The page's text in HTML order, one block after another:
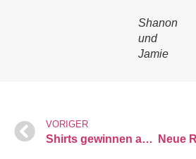
Shanon
und
Jamie
VORIGER
Shirts gewinnen anyone? 🥳